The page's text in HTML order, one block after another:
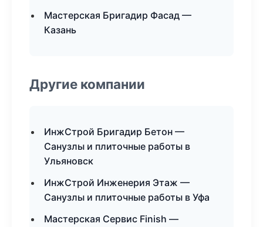
Мастерская Бригадир Фасад —
Казань
Другие компании
ИнжСтрой Бригадир Бетон —
Санузлы и плиточные работы в
Ульяновск
ИнжСтрой Инженерия Этаж —
Санузлы и плиточные работы в Уфа
Мастерская Сервис Finish —